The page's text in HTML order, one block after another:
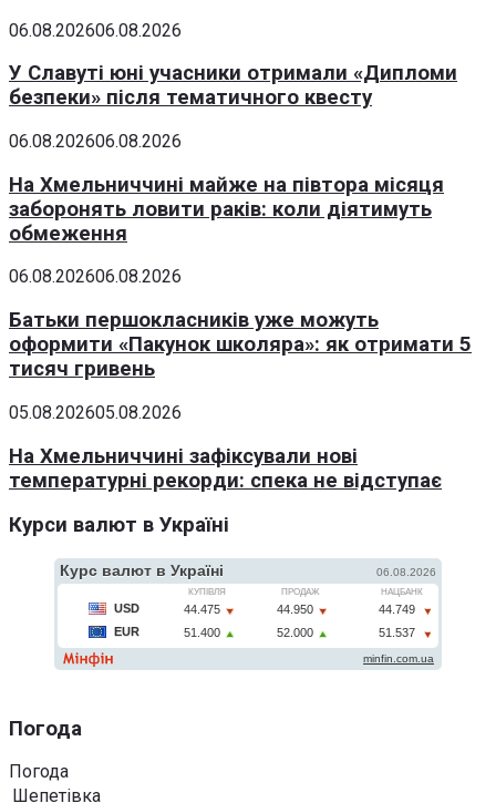
06.08.202606.08.2026
У Славуті юні учасники отримали «Дипломи
безпеки» після тематичного квесту
06.08.202606.08.2026
На Хмельниччині майже на півтора місяця
заборонять ловити раків: коли діятимуть
обмеження
06.08.202606.08.2026
Батьки першокласників уже можуть
оформити «Пакунок школяра»: як отримати 5
тисяч гривень
05.08.202605.08.2026
На Хмельниччині зафіксували нові
температурні рекорди: спека не відступає
Курси валют в Україні
Погода
Погода
Шепетівка